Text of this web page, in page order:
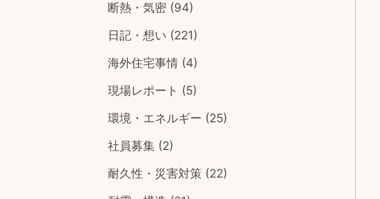
断熱・気密 (94)
日記・想い (221)
海外住宅事情 (4)
現場レポート (5)
環境・エネルギー (25)
社員募集 (2)
耐久性・災害対策 (22)